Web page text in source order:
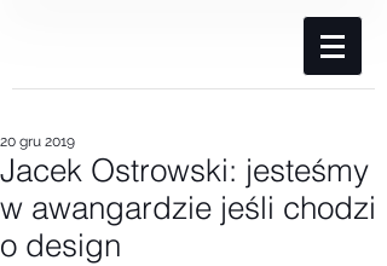
Jacek Ostrowski: jesteśmy
w awangardzie jeśli chodzi
o design
20 gru 2019